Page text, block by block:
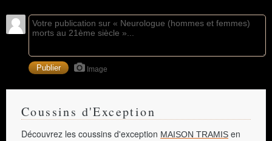
Image
Coussins d'Exception
Découvrez les coussins d'exception MAISON TRAMIS en